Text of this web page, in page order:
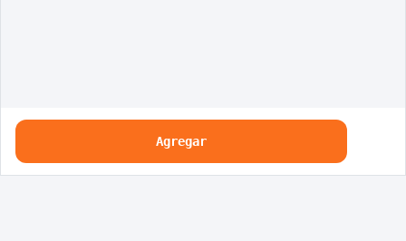
Agregar